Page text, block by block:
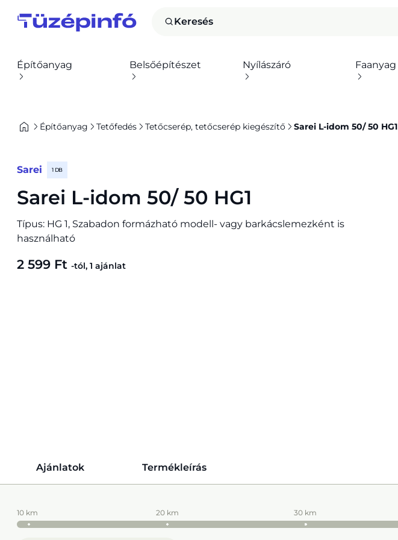
Keresés
Építőanyag Belsőépítészet Nyílászáró Faanyag
Építőanyag Tetőfedés Tetőcserép, tetőcserép kiegészítő Sarei L-idom 50/ 50 HG1
Sarei 1 DB
Sarei L-idom 50/ 50 HG1
Típus: HG 1, Szabadon formázható modell- vagy barkácslemezként is
használható
2 599 Ft -tól, 1 ajánlat
Ajánlatok Termékleírás
10 km 20 km 30 km